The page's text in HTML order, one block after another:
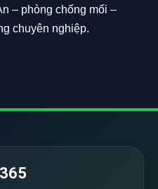
– phòng chống mối –
chuyên nghiệp.